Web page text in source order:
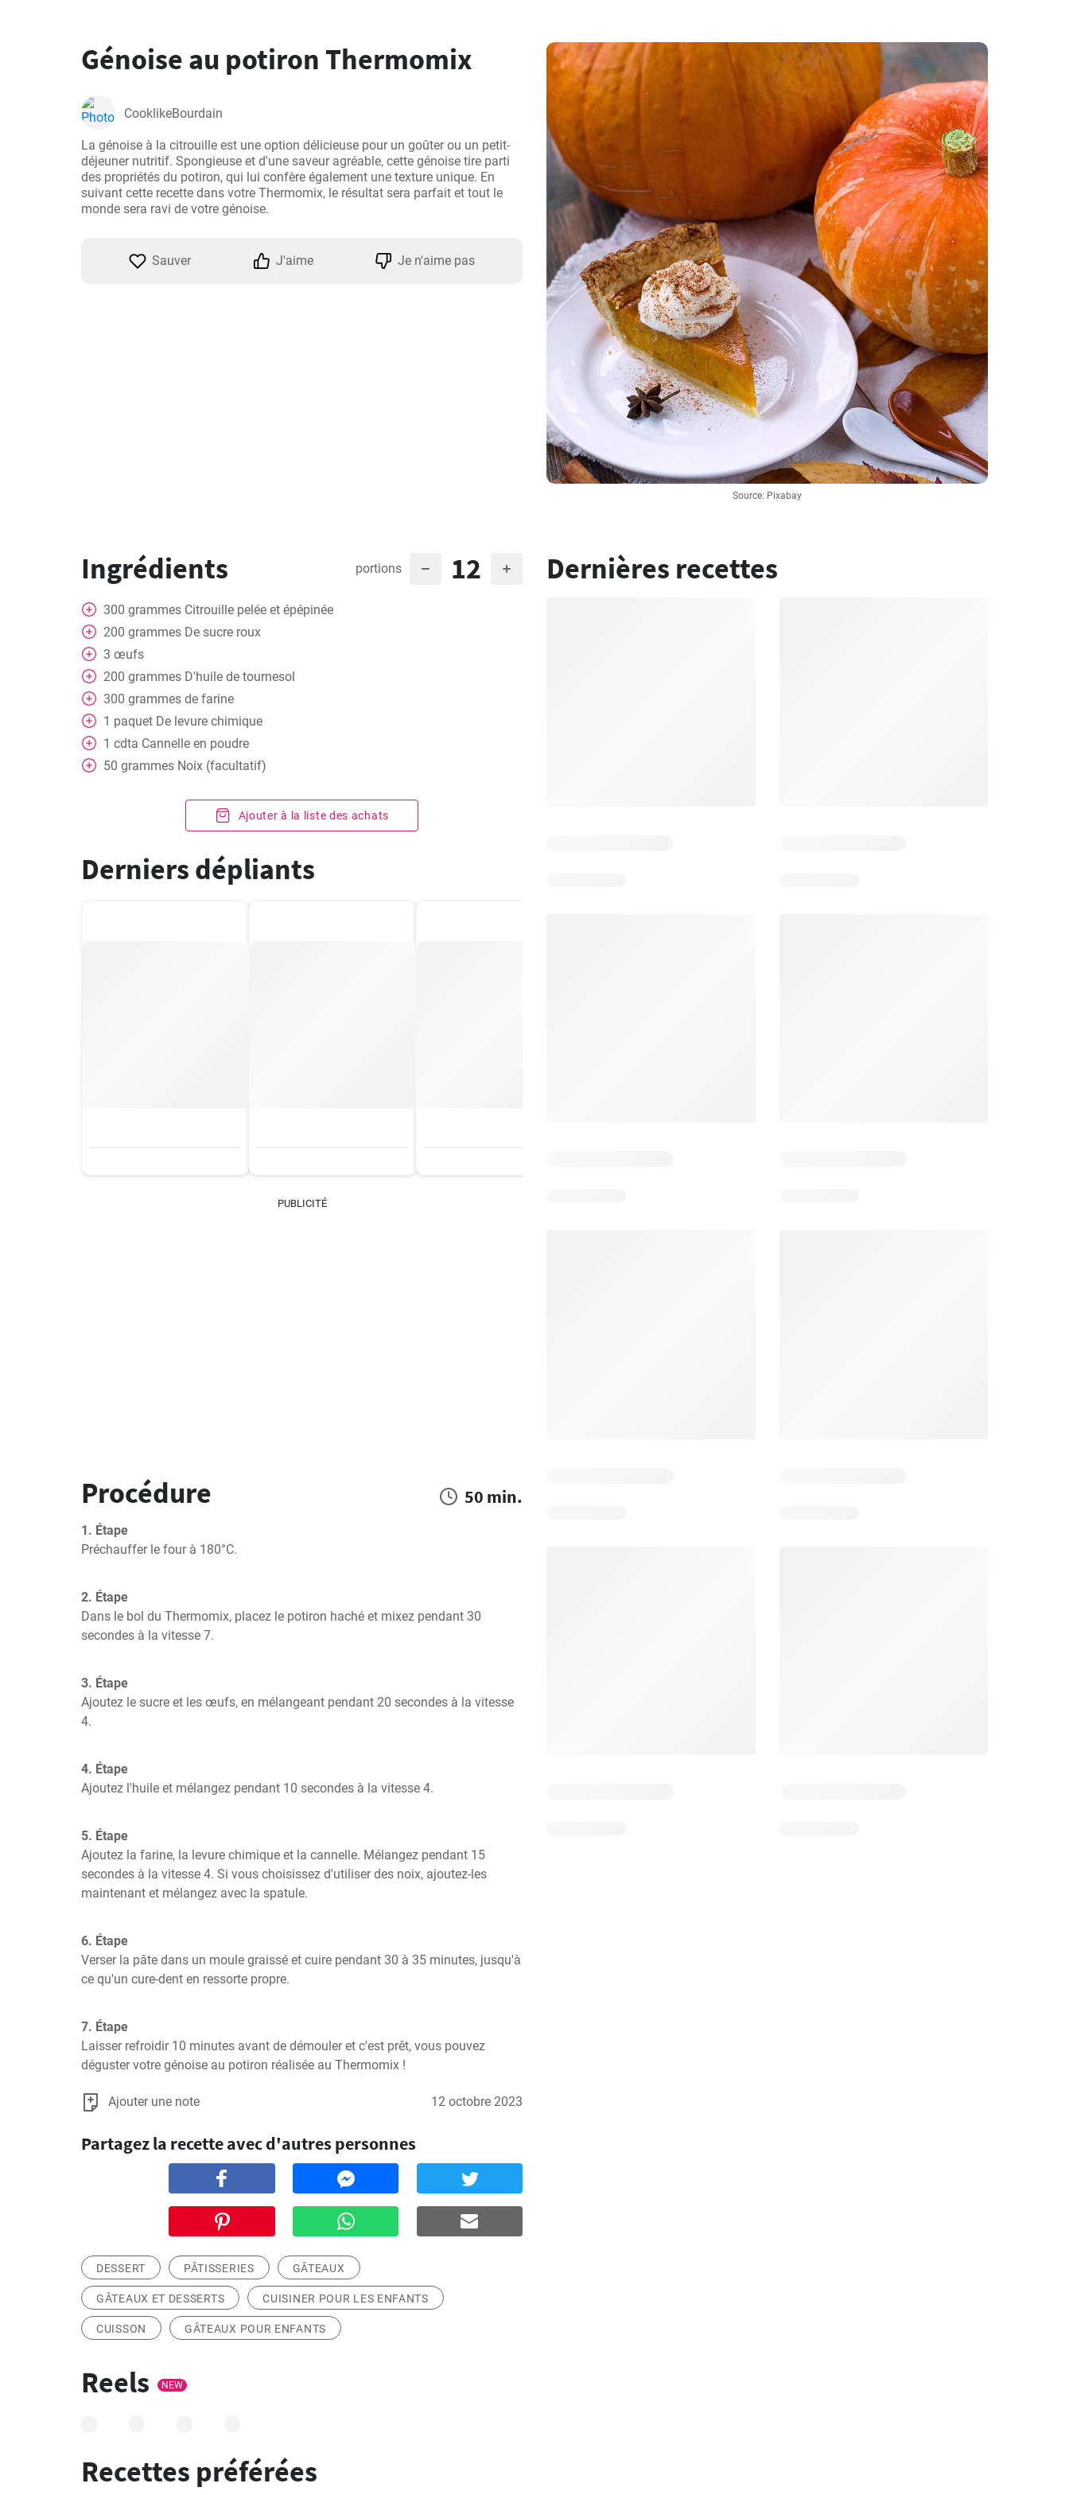
Source: Pixabay
Génoise au potiron Thermomix
CooklikeBourdain
La génoise à la citrouille est une option délicieuse pour un goûter ou un petit-
déjeuner nutritif. Spongieuse et d'une saveur agréable, cette génoise tire parti
des propriétés du potiron, qui lui confère également une texture unique. En
suivant cette recette dans votre Thermomix, le résultat sera parfait et tout le
Sauver J'aime Je n'aime pas
Ingrédients portions 12
300 grammes Citrouille pelée et épépinée
200 grammes De sucre roux
3 œufs
200 grammes D'huile de tournesol
300 grammes de farine
1 paquet De levure chimique
1 cdta Cannelle en poudre
50 grammes Noix (facultatif)
Ajouter à la liste des achats
Derniers dépliants
PUBLICITÉ
Procédure 50 min.
1. Étape
Préchauffer le four à 180°C.
2. Étape
Dans le bol du Thermomix, placez le potiron haché et mixez pendant 30
secondes à la vitesse 7.
3. Étape
Ajoutez le sucre et les œufs, en mélangeant pendant 20 secondes à la vitesse
4.
4. Étape
Ajoutez l'huile et mélangez pendant 10 secondes à la vitesse 4.
5. Étape
Ajoutez la farine, la levure chimique et la cannelle. Mélangez pendant 15
secondes à la vitesse 4. Si vous choisissez d'utiliser des noix, ajoutez-les
maintenant et mélangez avec la spatule.
6. Étape
Verser la pâte dans un moule graissé et cuire pendant 30 à 35 minutes, jusqu'à
ce qu'un cure-dent en ressorte propre.
7. Étape
Laisser refroidir 10 minutes avant de démouler et c'est prêt, vous pouvez
déguster votre génoise au potiron réalisée au Thermomix !
Ajouter une note 12 octobre 2023
Partagez la recette avec d'autres personnes
DESSERT PÂTISSERIES GÂTEAUX
GÂTEAUX ET DESSERTS CUISINER POUR LES ENFANTS
CUISSON GÂTEAUX POUR ENFANTS
Dernières recettes
Reels NEW
Recettes préférées